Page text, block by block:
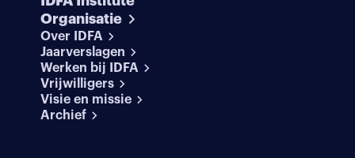
Organisatie
Over IDFA
Jaarverslagen
Werken bij IDFA
Vrijwilligers
Visie en missie
Archief